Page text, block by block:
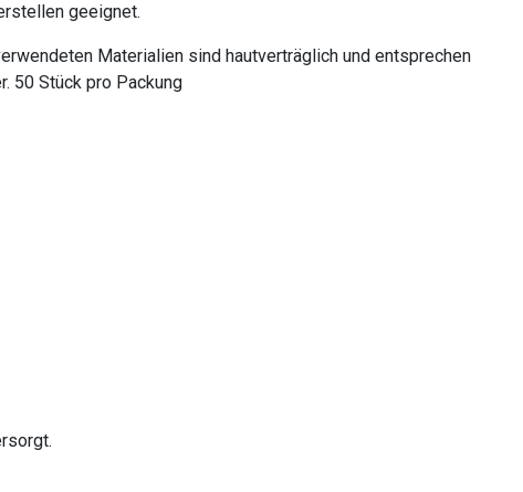
geeignet.
Materialien sind hautverträglich und entsprechen
50 Stück pro Packung